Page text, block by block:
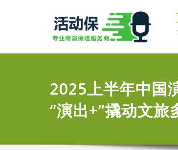
2025上半年中国
“演出+”撬动文旅